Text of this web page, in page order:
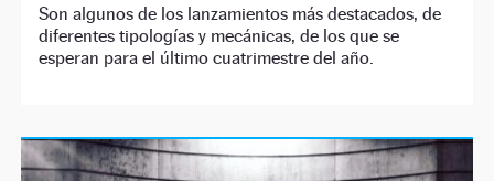
Son algunos de los lanzamientos más destacados, de
diferentes tipologías y mecánicas, de los que se
esperan para el último cuatrimestre del año.